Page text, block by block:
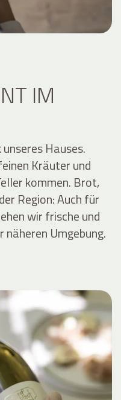
IM
Hauses.
Kräuter und
kommen. Brot,
Region: Auch für
wir frische und
Umgebung.